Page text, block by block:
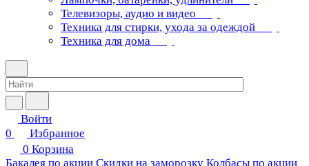
Телевизоры, аудио и видео
Техника для стирки, ухода за одеждой
Техника для дома
Войти
0
Избранное
0 Корзина
Бакалея по акции Скидки на заморозку Колбасы по акции